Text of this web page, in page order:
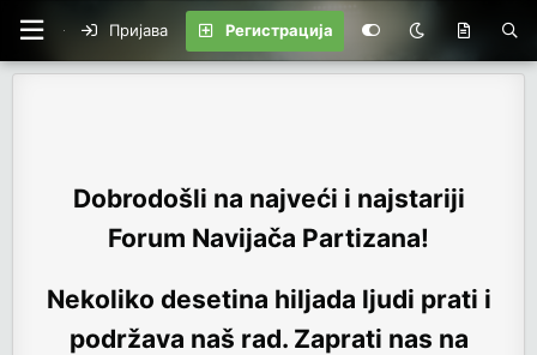
Пријава Регистрација
Dobrodošli na najveći i najstariji
Forum Navijača Partizana!
Nekoliko desetina hiljada ljudi prati i
podržava naš rad. Zaprati nas na